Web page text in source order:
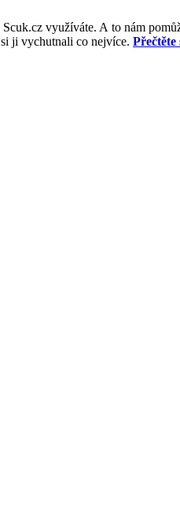
využíváte. A to nám
ji vychutnali co nejvíce. Přečtěte